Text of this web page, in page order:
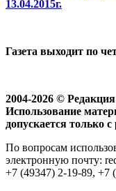
13.04.2015г.
Газета выходит по
2004-2026 ©
Использование
допускается только
По вопросам
электронную почту:
+7 (49347) 2-19-89, +7